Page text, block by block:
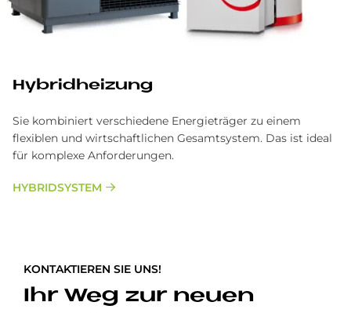
Hy­brid­hei­zung
Sie kombiniert verschiedene Energieträger zu einem
flexiblen und wirtschaftlichen Gesamtsystem. Das ist ideal
für komplexe Anforderungen.
HYBRIDSYSTEM
KONTAKTIEREN SIE UNS!
Ihr Weg zur neuen